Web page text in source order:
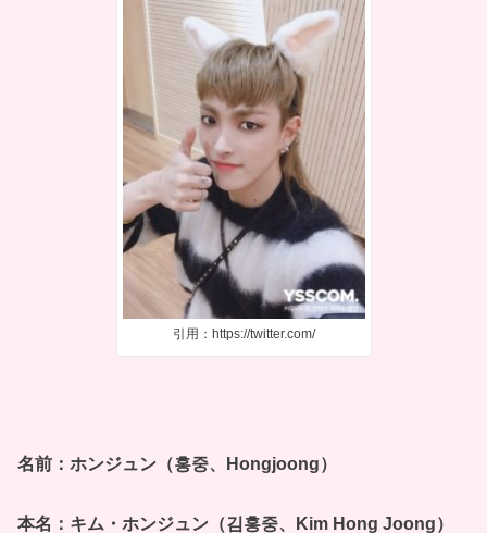
引用：https://twitter.com/
名前：ホンジュン（홍중、Hongjoong）
本名：キム・ホンジュン（김홍중、Kim Hong Joong）